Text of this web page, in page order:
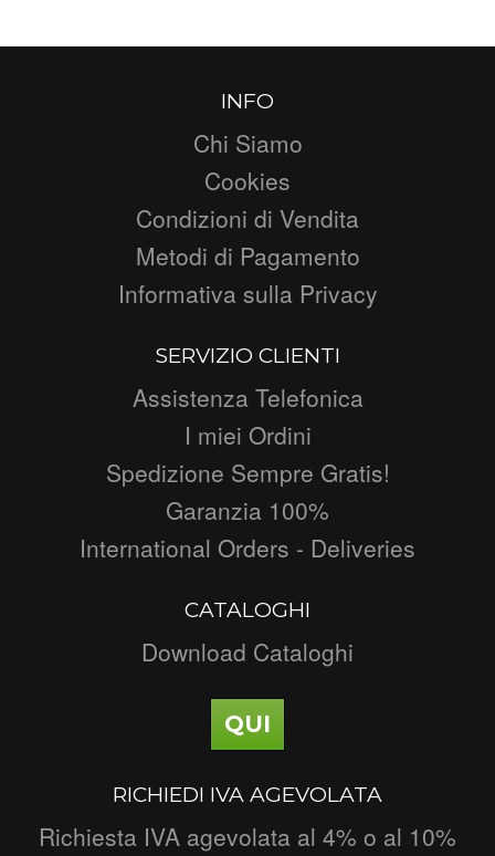
INFO
Chi Siamo
Cookies
Condizioni di Vendita
Metodi di Pagamento
Informativa sulla Privacy
SERVIZIO CLIENTI
Assistenza Telefonica
I miei Ordini
Spedizione Sempre Gratis!
Garanzia 100%
International Orders - Deliveries
CATALOGHI
Download Cataloghi
QUI
RICHIEDI IVA AGEVOLATA
Richiesta IVA agevolata al 4% o al 10%